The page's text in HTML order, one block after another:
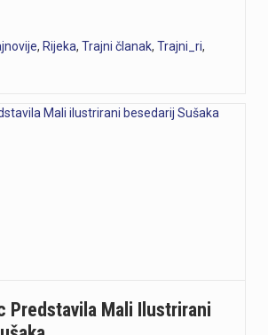
, Rijeka, Trajni članak, Trajni_ri,
Predstavila Mali Ilustrirani